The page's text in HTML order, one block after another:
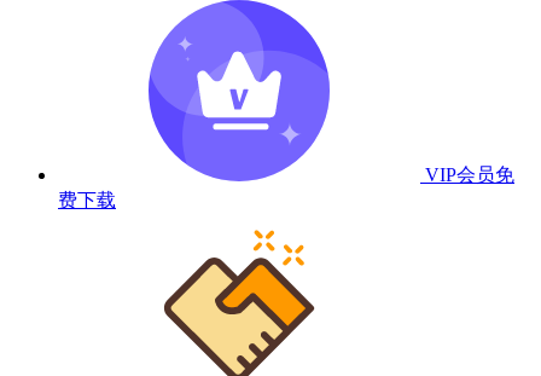
VIP会员免
费下载